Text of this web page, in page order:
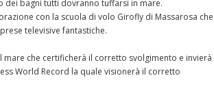
dei bagni tutti dovranno tuffarsi in mare.
con la scuola di volo Girofly di Massarosa che
televisive fantastiche.
che certificherà il corretto svolgimento e invierà
World Record la quale visionerà il corretto